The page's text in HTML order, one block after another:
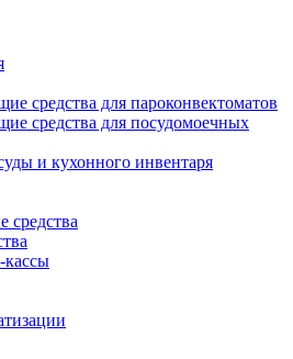
средства для пароконвектоматов
средства для посудомоечных
и кухонного инвентаря
средства
кассы